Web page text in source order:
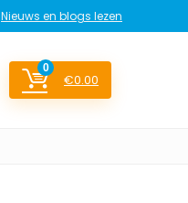
Nieuws en blogs lezen
0
€0.00